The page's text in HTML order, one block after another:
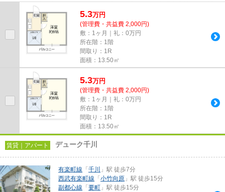
しております！最新の情報は...
5.3万円
(管理費・共益費 2,000円)
敷：1ヶ月｜礼：0万円
所在階：1階
間取り：1R
面積：13.50㎡
5.3万円
(管理費・共益費 2,000円)
敷：1ヶ月｜礼：0万円
所在階：1階
間取り：1R
面積：13.50㎡
賃貸｜アパート デューク千川
有楽町線 「 千川
」駅 徒歩7分
西武有楽町線 「 小竹向原 」駅 徒歩15分
副都心線 「 要町 」駅 徒歩15分